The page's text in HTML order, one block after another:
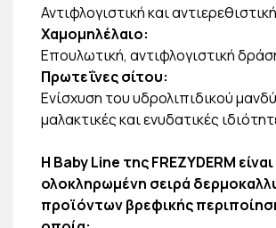
Αντιφλογιστική και
Χαμομηλέλαιο:
Επουλωτική, αντιφλογιστική
Πρωτεΐνες σίτου:
Ενίσχυση του υδρολιπιδικού
μαλακτικές και ενυδατικές
Η Baby Line τηςFREZYDERM
ολοκληρωμένη σειρά
προϊόντων βρεφικής